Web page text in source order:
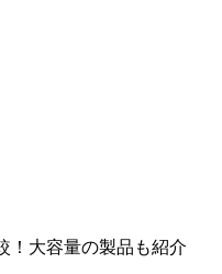
！大容量の製品も紹介